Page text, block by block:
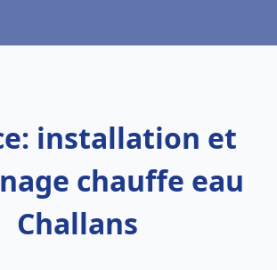
installation et
chauffe eau
Challans